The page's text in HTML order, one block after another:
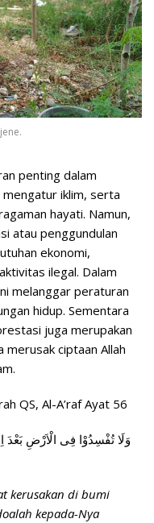
penting dalam
iklim, serta
hayati. Namun,
atau penggundulan
ekonomi,
ilegal. Dalam
melanggar peraturan
hidup. Sementara
juga merupakan
ciptaan Allah
QS, Al-A’raf Ayat 56
وَلَا تُفْسِدُوْا فِى الْاَرْضِ
kerusakan di bumi
kepada-Nya